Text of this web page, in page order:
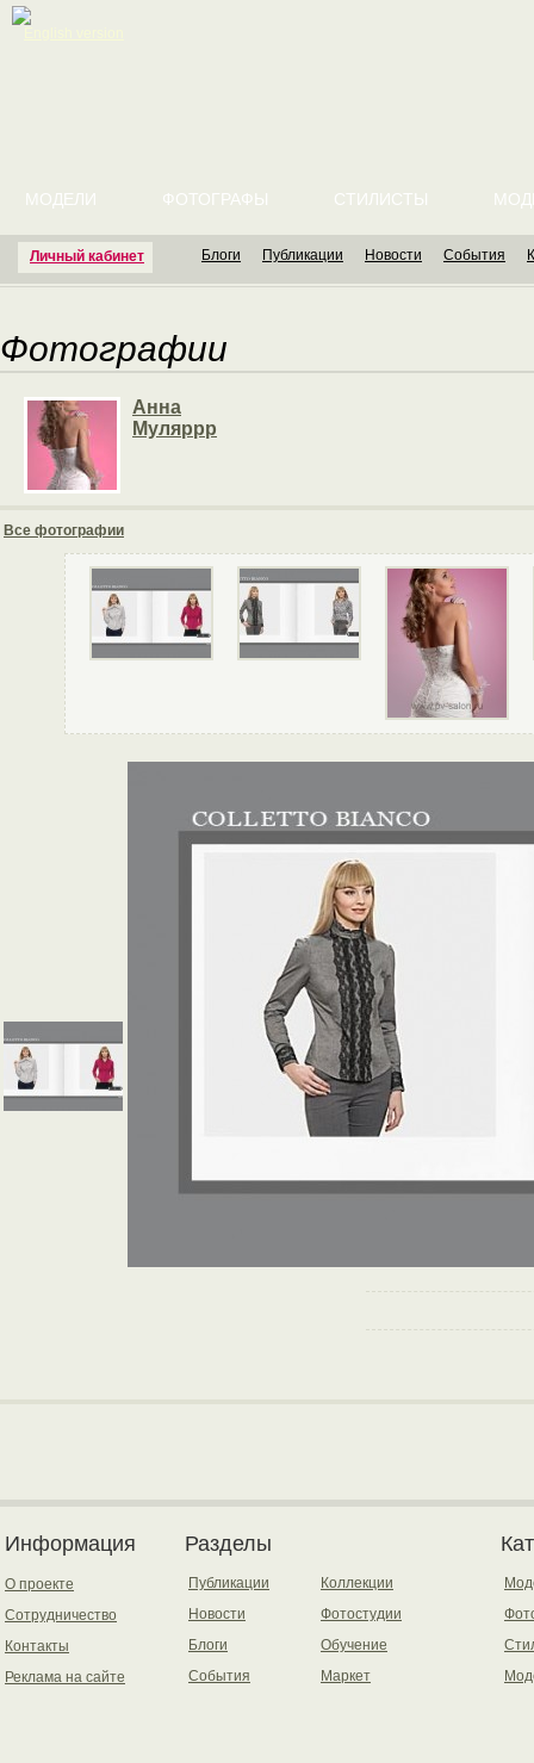
Личный кабинет
МОДЕЛИ ФОТОГРАФЫ СТИЛИСТЫ
Блоги Публикации Новости События
Фотографии
Анна
Муляррр
Все фотографии
Информация
О проекте
Сотрудничество
Контакты
Реклама на сайте
Разделы
Публикации
Новости
Блоги
События
Коллекции
Фотостудии
Обучение
Маркет